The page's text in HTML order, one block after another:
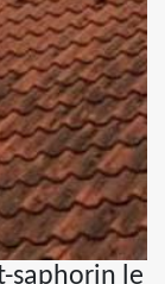
saphorin le